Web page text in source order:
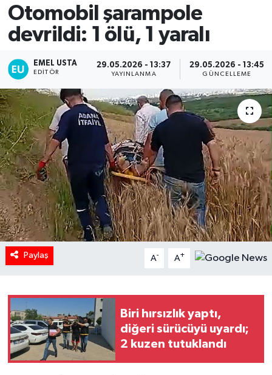
Otomobil şarampole
devrildi: 1 ölü, 1 yaralı
EMEL USTA
EDITÖR
29.05.2026 - 13:37
YAYINLANMA
29.05.2026 - 13:45
GÜNCELLEME
Paylaş A- A+
Biri hırsızlık yaptı,
diğeri sürücüyü uyardı;
2 kuzen tutuklandı